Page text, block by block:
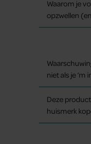
Waarom je
opzwellen
niet als je ‘m
Deze
huismerk